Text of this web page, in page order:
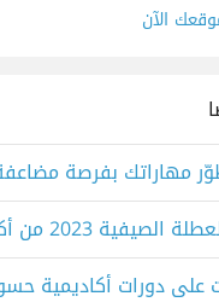
الآن
مهاراتك بفرصة
2023 من أكاديمية حسوب
على دورات أكاديمية حسوب